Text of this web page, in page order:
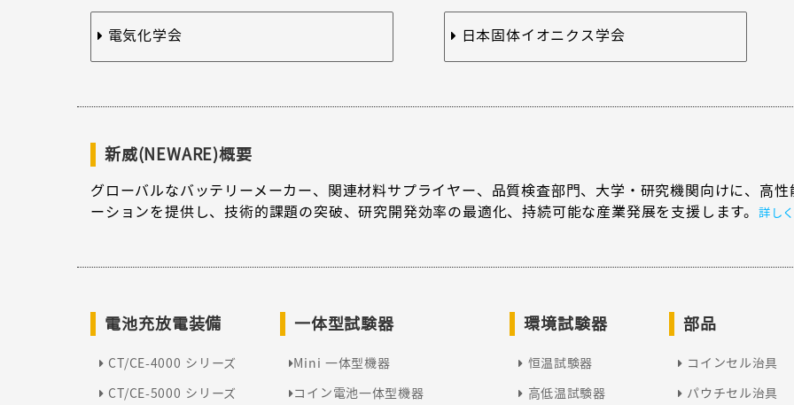
電気化学会 日本固体イオニクス学会
新威(NEWARE)概要
グローバルなバッテリーメーカー、関連材料サプライヤー、品質検査部門、大学・研究機関向けに、高
ーションを提供し、技術的課題の突破、研究開発効率の最適化、持続可能な産業発展を支援します。 詳し
電池充放電装備
CT/CE-4000 シリーズ
CT/CE-5000 シリーズ
一体型試験器
Mini 一体型機器
コイン電池一体型機器
環境試験器
恒温試験器
高低温試験器
部品
コインセル治具
パウチセル治具